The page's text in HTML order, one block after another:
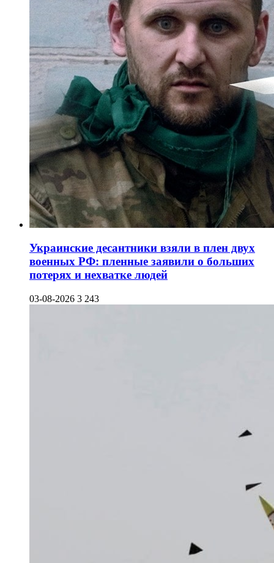
Украинские десантники взяли в плен двух
военных РФ: пленные заявили о больших
потерях и нехватке людей
03-08-2026 3 243